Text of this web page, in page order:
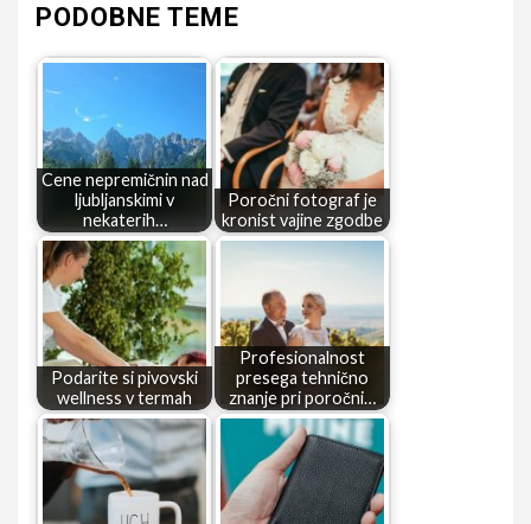
PODOBNE TEME
Cene nepremičnin nad
ljubljanskimi v
nekaterih…
Poročni fotograf je
kronist vajine zgodbe
Podarite si pivovski
wellness v termah
Profesionalnost
presega tehnično
znanje pri poročni…